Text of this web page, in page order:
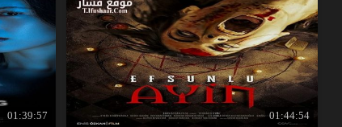
01:44:54
01:39:57